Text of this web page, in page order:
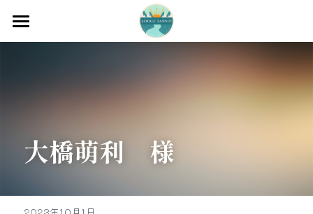
ホーム
牡蠣販売
大橋萌利　様